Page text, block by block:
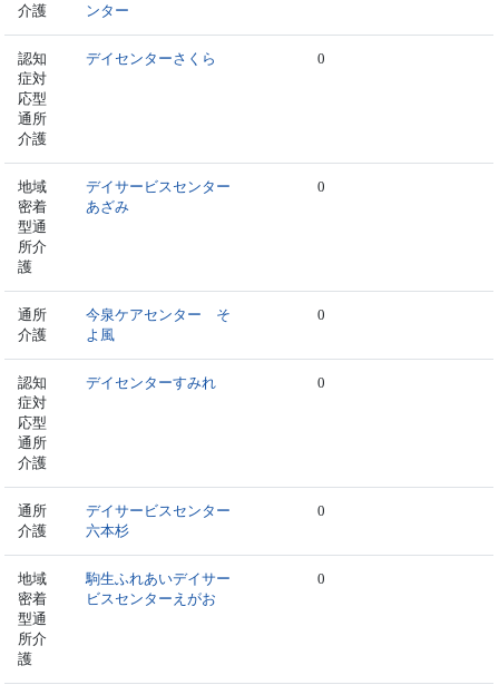
介護
ンター
認知
症対
応型
通所
介護
デイセンターさくら 0
地域
密着
型通
所介
護
デイサービスセンター
あざみ
0
通所
介護
今泉ケアセンター そ
よ風
0
認知
症対
応型
通所
介護
デイセンターすみれ 0
通所
介護
デイサービスセンター
六本杉
0
地域
密着
型通
所介
護
駒生ふれあいデイサー
ビスセンターえがお
0